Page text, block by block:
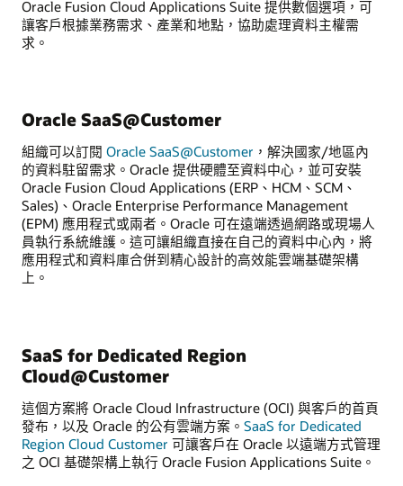
Oracle Fusion Cloud Applications Suite 提供數個選項，可
讓客戶根據業務需求、產業和地點，協助處理資料主權需
求。
Oracle SaaS@Customer
組織可以訂閱 Oracle SaaS@Customer ，解決國家/地區內
的資料駐留需求。Oracle 提供硬體至資料中心，並可安裝
Oracle Fusion Cloud Applications (ERP、HCM、SCM、
Sales)、Oracle Enterprise Performance Management
(EPM) 應用程式或兩者。Oracle 可在遠端透過網路或現場人
員執行系統維護。這可讓組織直接在自己的資料中心內，將
應用程式和資料庫合併到精心設計的高效能雲端基礎架構
上。
SaaS for Dedicated Region
Cloud@Customer
這個方案將 Oracle Cloud Infrastructure (OCI) 與客戶的首頁
發布，以及 Oracle 的公有雲端方案。 SaaS for Dedicated
Region Cloud Customer 可讓客戶在 Oracle 以遠端方式管理
之 OCI 基礎架構上執行 Oracle Fusion Applications Suite。